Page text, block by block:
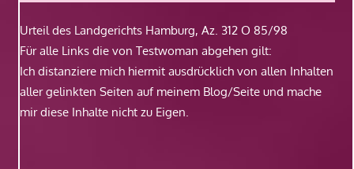
Urteil des Landgerichts Hamburg, Az. 312 O 85/98
Für alle Links die von Testwoman abgehen gilt:
Ich distanziere mich hiermit ausdrücklich von allen Inhalten
aller gelinkten Seiten auf meinem Blog/Seite und mache
mir diese Inhalte nicht zu Eigen.